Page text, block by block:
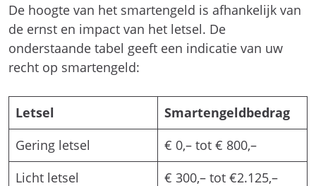
De hoogte van het smartengeld is afhankelijk van
de ernst en impact van het letsel. De
onderstaande tabel geeft een indicatie van uw
recht op smartengeld:
Letsel
Smartengeldbedrag
Gering letsel
€ 0,– tot € 800,–
Licht letsel
€ 300,– tot €2.125,–